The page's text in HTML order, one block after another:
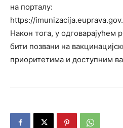
на порталу:
https://
Након тога, у одговарајућем
бити позвани на
приоритетима и доступним